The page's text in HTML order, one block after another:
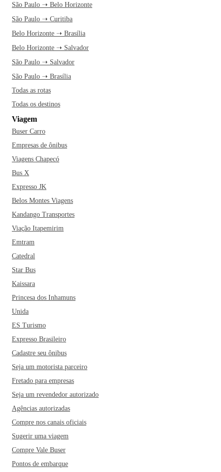
São Paulo ➝ Belo Horizonte
São Paulo ➝ Curitiba
Belo Horizonte ➝ Brasília
Belo Horizonte ➝ Salvador
São Paulo ➝ Salvador
São Paulo ➝ Brasília
Todas as rotas
Todas os destinos
Viagem
Buser Carro
Empresas de ônibus
Viagens Chapecó
Bus X
Expresso JK
Belos Montes Viagens
Kandango Transportes
Viação Itapemirim
Emtram
Catedral
Star Bus
Kaissara
Princesa dos Inhamuns
Unida
ES Turismo
Expresso Brasileiro
Cadastre seu ônibus
Seja um motorista parceiro
Fretado para empresas
Seja um revendedor autorizado
Agências autorizadas
Compre nos canais oficiais
Sugerir uma viagem
Compre Vale Buser
Pontos de embarque